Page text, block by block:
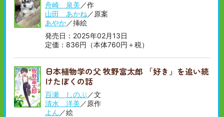
舟崎 泉美 ／作
山田 あかね ／原案
あやか／挿絵
発売日：2025年02月13日
定価：836円（本体760円＋税）
日本植物学の父 牧野富太郎 「好き」を追い続
けたぼくの話
百瀬 しのぶ ／文
清水 洋美 ／原作
よん ／絵